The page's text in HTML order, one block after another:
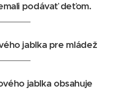
podávať deťom.
jablka pre mládež
jablka obsahuje